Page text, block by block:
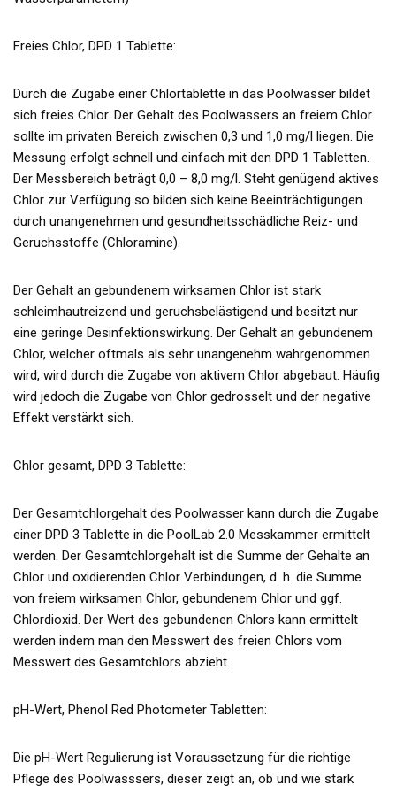
Freies Chlor, DPD 1 Tablette:
Durch die Zugabe einer Chlortablette in das Poolwasser bildet
sich freies Chlor. Der Gehalt des Poolwassers an freiem Chlor
sollte im privaten Bereich zwischen 0,3 und 1,0 mg/l liegen. Die
Messung erfolgt schnell und einfach mit den DPD 1 Tabletten.
Der Messbereich beträgt 0,0 – 8,0 mg/l. Steht genügend aktives
Chlor zur Verfügung so bilden sich keine Beeinträchtigungen
durch unangenehmen und gesundheitsschädliche Reiz- und
Geruchsstoffe (Chloramine).
Der Gehalt an gebundenem wirksamen Chlor ist stark
schleimhautreizend und geruchsbelästigend und besitzt nur
eine geringe Desinfektionswirkung. Der Gehalt an gebundenem
Chlor, welcher oftmals als sehr unangenehm wahrgenommen
wird, wird durch die Zugabe von aktivem Chlor abgebaut. Häufig
wird jedoch die Zugabe von Chlor gedrosselt und der negative
Effekt verstärkt sich.
Chlor gesamt, DPD 3 Tablette:
Der Gesamtchlorgehalt des Poolwasser kann durch die Zugabe
einer DPD 3 Tablette in die PoolLab 2.0 Messkammer ermittelt
werden. Der Gesamtchlorgehalt ist die Summe der Gehalte an
Chlor und oxidierenden Chlor Verbindungen, d. h. die Summe
von freiem wirksamen Chlor, gebundenem Chlor und ggf.
Chlordioxid. Der Wert des gebundenen Chlors kann ermittelt
werden indem man den Messwert des freien Chlors vom
Messwert des Gesamtchlors abzieht.
pH-Wert, Phenol Red Photometer Tabletten:
Die pH-Wert Regulierung ist Voraussetzung für die richtige
Pflege des Poolwasssers, dieser zeigt an, ob und wie stark